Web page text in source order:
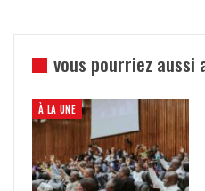
vous pourriez aussi
À LA UNE